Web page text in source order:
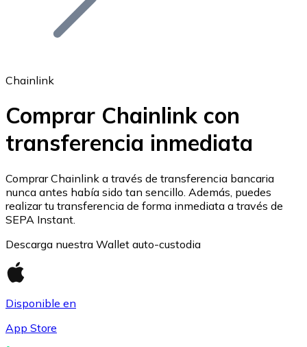
Ethereum
ETH
Chainlink
Comprar Chainlink con
transferencia inmediata
Comprar Chainlink a través de transferencia bancaria
nunca antes había sido tan sencillo. Además, puedes
realizar tu transferencia de forma inmediata a través de
SEPA Instant.
Descarga nuestra Wallet auto-custodia
Disponible en
App Store